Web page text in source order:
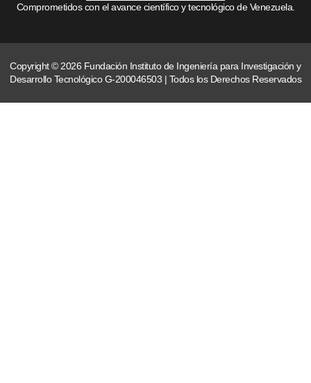
Comprometidos con el avance científico y tecnológico de Venezuela.
Copyright © 2026 Fundación Instituto de Ingeniería para Investigación y
Desarrollo Tecnológico G-200046503 | Todos los Derechos Reservados